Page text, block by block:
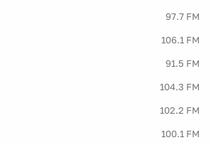
97.7 FM
106.1 FM
91.5 FM
104.3 FM
102.2 FM
100.1 FM